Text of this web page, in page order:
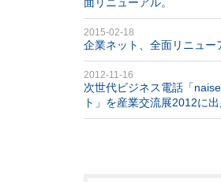
2015-02-18
企業ネット、全面リニュー
2012-11-16
次世代ビジネス電話「
ト」を産業交流展2012に出